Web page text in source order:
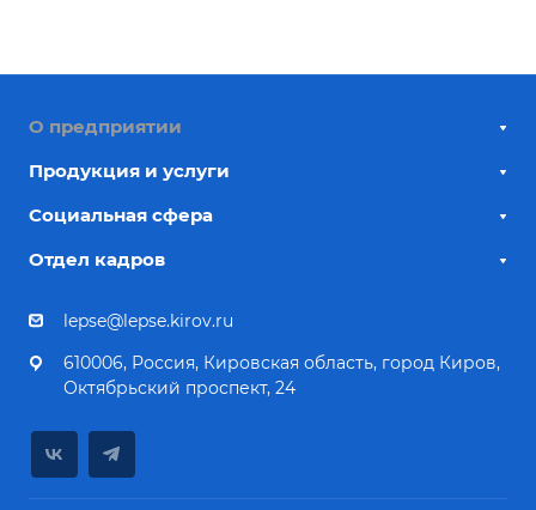
О предприятии
Продукция и услуги
Социальная сфера
Отдел кадров
lepse@lepse.kirov.ru
610006, Россия, Кировская область, город Киров,
Октябрьский проспект, 24